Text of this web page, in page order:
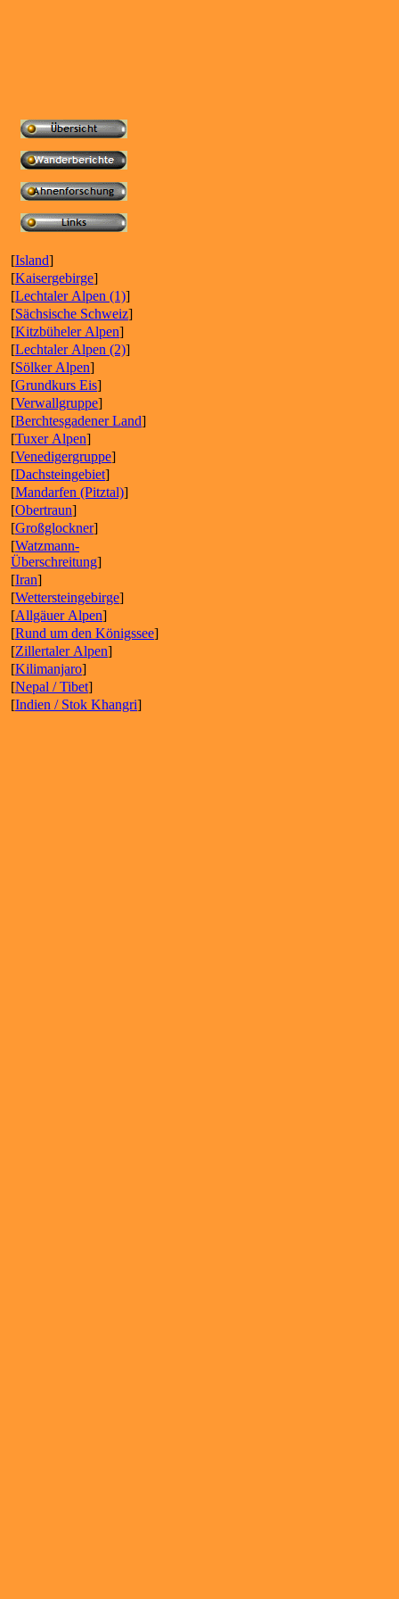
[Island]
[Kaisergebirge]
[Lechtaler Alpen (1)]
[Sächsische Schweiz]
[Kitzbüheler Alpen]
[Lechtaler Alpen (2)]
[Sölker Alpen]
[Grundkurs Eis]
[Verwallgruppe]
[Berchtesgadener Land]
[Tuxer Alpen]
[Venedigergruppe]
[Dachsteingebiet]
[Mandarfen (Pitztal)]
[Obertraun]
[Großglockner]
[Watzmann-
Überschreitung]
[Iran]
[Wettersteingebirge]
[Allgäuer Alpen]
[Rund um den Königssee]
[Zillertaler Alpen]
[Kilimanjaro]
[Nepal / Tibet]
[Indien / Stok Khangri]